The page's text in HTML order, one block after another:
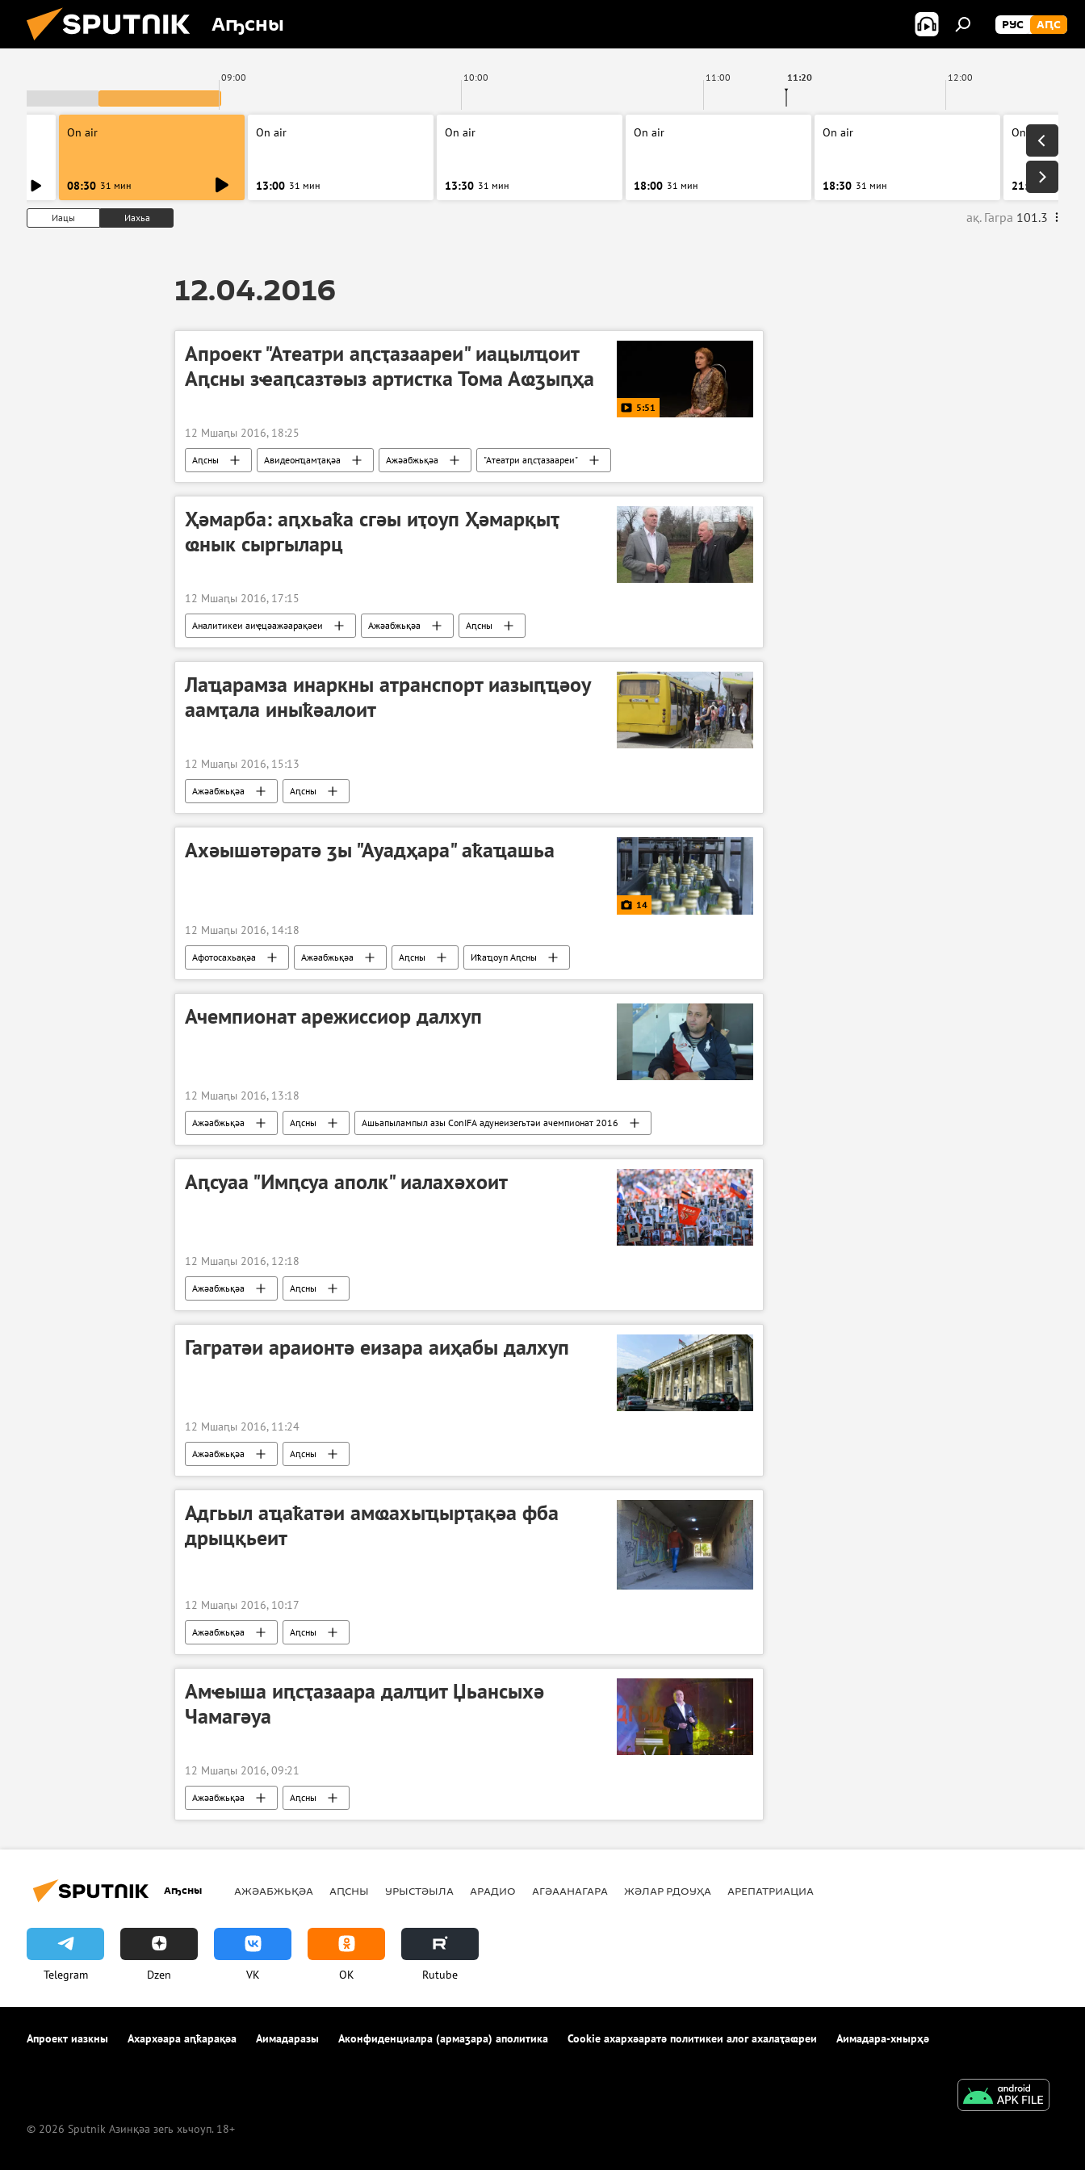
Аҧсны РУС АԤС
09:00 10:00 11:00 12:00
11:20
On air
08:30 31 мин
On air
13:00 31 мин
On air
13:30 31 мин
On air
18:00 31 мин
On air
18:30 31 мин
On air
21:00
Иацы Иахьа ақ. Гагра 101.3
12.04.2016
Апроект "Атеатри аԥсҭазаареи" иацылҵоит
Аԥсны зҽаԥсазтәыз артистка Тома Аҩӡыԥҳа
5:51
12 Мшаԥы 2016, 18:25
Аԥсны Авидеонҵамҭақәа Ажәабжьқәа "Атеатри аԥсҭазаареи"
Ҳәмарба: аԥхьаҟа сгәы иҭоуп Ҳәмарқыҭ
ҩнык сыргыларц
12 Мшаԥы 2016, 17:15
Аналитикеи аиҿцәажәарақәеи Ажәабжьқәа Аԥсны
Лаҵарамза инаркны атранспорт иазыԥҵәоу
аамҭала иныҟәалоит
12 Мшаԥы 2016, 15:13
Ажәабжьқәа Аԥсны
Ахәышәтәратә ӡы "Ауадҳара" аҟаҵашьа
14
12 Мшаԥы 2016, 14:18
Афотосахьақәа Ажәабжьқәа Аԥсны Иҟаҵоуп Аԥсны
Ачемпионат арежиссиор далхуп
12 Мшаԥы 2016, 13:18
Ажәабжьқәа Аԥсны Ашьапылампыл азы ConIFA адунеизегьтәи ачемпионат 2016
Аԥсуаа "Имԥсуа аполк" иалахәхоит
12 Мшаԥы 2016, 12:18
Ажәабжьқәа Аԥсны
Гагратәи араионтә еизара аиҳабы далхуп
12 Мшаԥы 2016, 11:24
Ажәабжьқәа Аԥсны
Адгьыл аҵаҟатәи амҩахыҵырҭақәа фба
дрыцқьеит
12 Мшаԥы 2016, 10:17
Ажәабжьқәа Аԥсны
Амҽыша иԥсҭазаара далҵит Џьансыхә
Чамагәуа
12 Мшаԥы 2016, 09:21
Ажәабжьқәа Аԥсны
Аҧсны АЖӘАБЖЬҚӘА АԤСНЫ УРЫСТӘЫЛА АРАДИО АГӘААНАГАРА ЖӘЛАР РДОУҲА АРЕПАТРИАЦИА
Telegram Dzen VK OK Rutube
Апроект иазкны Ахархәара аԥҟарақәа Аимадаразы Аконфиденциалра (армаӡара) аполитика Cookie ахархәаратә политикеи алог ахалаҭаҩреи Аимадара-хнырҳә
© 2026 Sputnik Азинқәа зегь хьчоуп. 18+